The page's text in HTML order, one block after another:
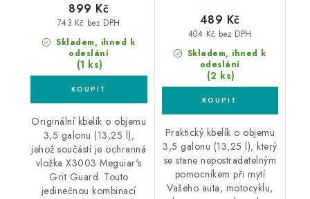
Skladem, ihned k
odeslání
(1 ks)
743 Kč bez DPH
899 Kč
Originální kbelík o objemu
3,5 galonu (13,25 l),
jehož součástí je ochranná
vložka X3003 Meguiar's
Grit Guard. Touto
jedinečnou kombinací
Skladem, ihned k
odeslání
(2 ks)
404 Kč bez DPH
489 Kč
Praktický kbelík o objemu
3,5 galonu (13,25 l), který
se stane nepostradatelným
pomocníkem při mytí
Vašeho auta, motocyklu,